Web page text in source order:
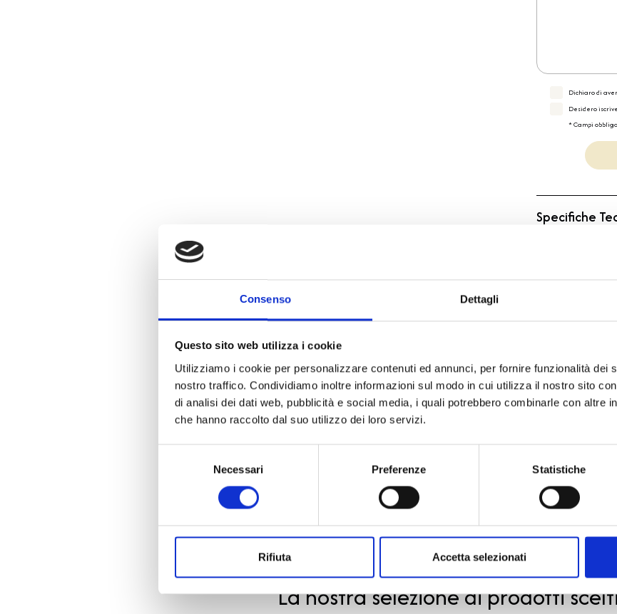
Consenso Dettagli
Questo sito web utilizza i cookie
Utilizziamo i cookie per personalizzare contenuti ed annunci, per fornire funzionalità dei
nostro traffico. Condividiamo inoltre informazioni sul modo in cui utilizza il nostro sito
di analisi dei dati web, pubblicità e social media, i quali potrebbero combinarle con altre
che hanno raccolto dal suo utilizzo dei loro servizi.
Necessari Preferenze Statistiche
Rifiuta Accetta selezionati
Dichiaro di
Desidero
* Campi
Specifiche
Descrizione
Pietre
PRODOTTI SIMILI
La nostra selezione di prodotti